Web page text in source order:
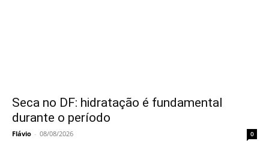
Seca no DF: hidratação é fundamental
durante o período
Flávio - 08/08/2026 0